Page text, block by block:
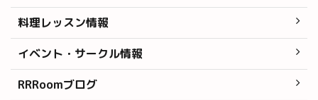
料理レッスン情報
イベント・サークル情報
RRRoomブログ